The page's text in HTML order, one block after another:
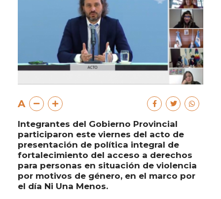
A
Integrantes del Gobierno Provincial
participaron este viernes del acto de
presentación de política integral de
fortalecimiento del acceso a derechos
para personas en situación de violencia
por motivos de género, en el marco por
el día Ni Una Menos.